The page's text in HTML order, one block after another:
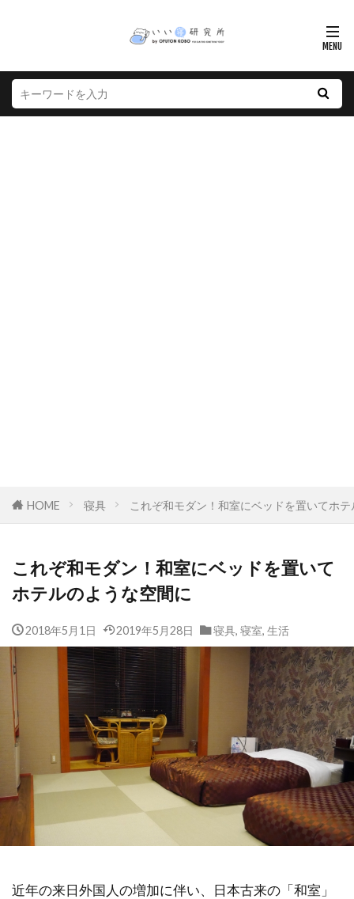
HOME 寝具 これぞ和モダン！和室にベッドを置いてホ
これぞ和モダン！和室にベッドを置いて
ホテルのような空間に
2018年5月1日 2019年5月28日 寝具, 寝室, 生活
近年の来日外国人の増加に伴い、日本古来の「和室」